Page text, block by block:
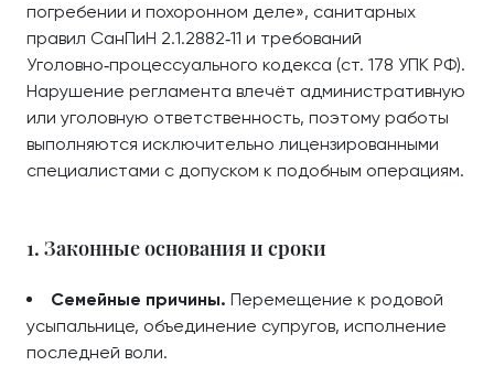
погребении и похоронном деле», санитарных
правил СанПиН 2.1.2882‑11 и требований
Уголовно‑процессуального кодекса (ст. 178 УПК РФ).
Нарушение регламента влечёт административную
или уголовную ответственность, поэтому работы
выполняются исключительно лицензированными
специалистами с допуском к подобным операциям.
1. Законные основания и сроки
Семейные причины. Перемещение к родовой
усыпальнице, объединение супругов, исполнение
последней воли.